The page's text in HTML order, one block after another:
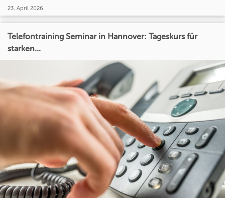
23. April 2026
Telefontraining Seminar in Hannover: Tageskurs für
starken...